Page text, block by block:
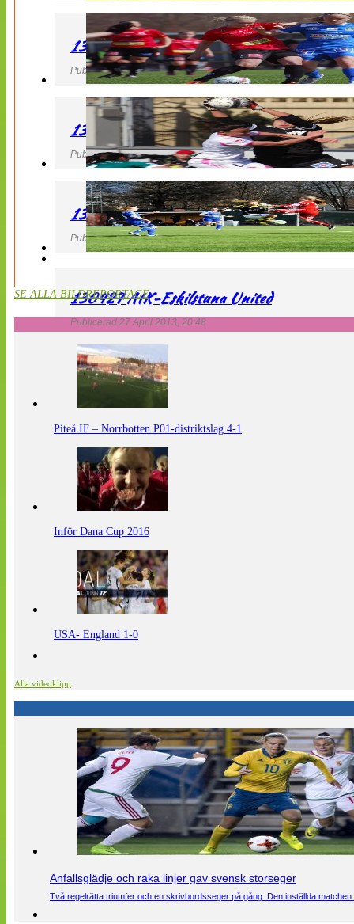
130427 LB 07 – QBIK
Publicerad 27 April 2013, 22:40
130427 IF Limhamn Bunkeflo – QBIK
Publicerad 27 April 2013, 21:10
130427 LdB FC Malmö – Mallbackens IF
Publicerad 27 April 2013, 20:54
130427 AIK-Eskilstuna United
Publicerad 27 April 2013, 20:48
SE ALLA BILDREPORTAGE
Piteå IF – Norrbotten P01-distriktslag 4-1
Inför Dana Cup 2016
USA- England 1-0
Alla videoklipp
Anfallsglädje och raka linjer gav svensk storseger
Två regelrätta triumfer och en skrivbordsseger på gång. Den inställda